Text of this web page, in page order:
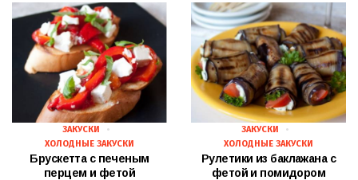
ЗАКУСКИ
ХОЛОДНЫЕ ЗАКУСКИ
Брускетта с печеным
перцем и фетой
ЗАКУСКИ
ХОЛОДНЫЕ ЗАКУСКИ
Рулетики из баклажана с
фетой и помидором